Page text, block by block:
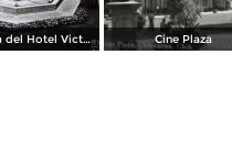
La alberca del Hotel Victoria. Cine Plaza